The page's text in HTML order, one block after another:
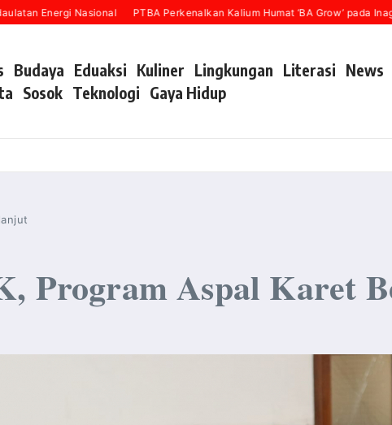
Nasional PTBA Perkenalkan Kalium Humat ‘BA Grow’ pada Inagritech
Budaya Eduaksi Kuliner Lingkungan Literasi News
Sosok Teknologi Gaya Hidup
Program Aspal Karet